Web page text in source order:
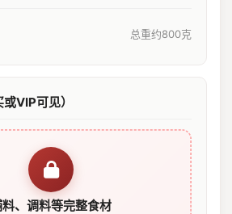
总重约800克
VIP可见）
、调料等完整食材